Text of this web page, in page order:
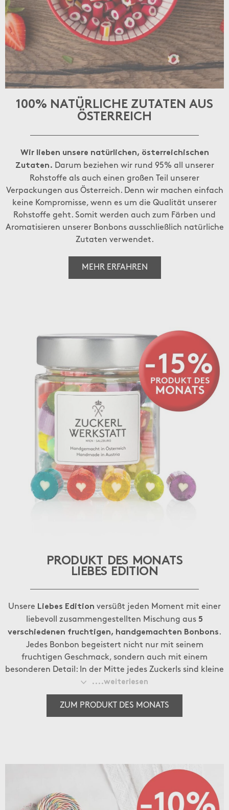
100% NATÜRLICHE ZUTATEN AUS
ÖSTERREICH
Wir lieben unsere natürlichen, österreichischen
Zutaten. Darum beziehen wir rund 95% all unserer
Rohstoffe als auch einen großen Teil unserer
Verpackungen aus Österreich. Denn wir machen einfach
keine Kompromisse, wenn es um die Qualität unserer
Rohstoffe geht. Somit werden auch zum Färben und
Aromatisieren unserer Bonbons ausschließlich natürliche
Zutaten verwendet.
MEHR ERFAHREN
PRODUKT DES MONATS
LIEBES EDITION
Unsere Liebes Edition versüßt jeden Moment mit einer
liebevoll zusammengestellten Mischung aus 5
verschiedenen fruchtigen, handgemachten Bonbons .
Jedes Bonbon begeistert nicht nur mit seinem
fruchtigen Geschmack, sondern auch mit einem
besonderen Detail: In der Mitte jedes Zuckerls sind kleine
Herzen in reiner Handarbeit eingearbeitet. Perfekt zum
Verschenken, Teilen oder selbst Genießen.
....weiterlesen
ZUM PRODUKT DES MONATS